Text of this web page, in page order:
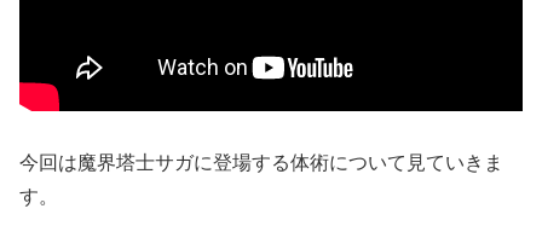
今回は魔界塔士サガに登場する体術について見ていきま
す。